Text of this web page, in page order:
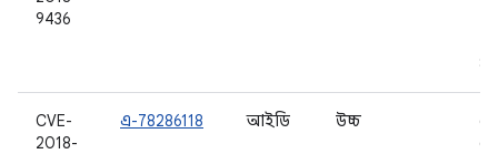
9436
CVE-
2018-
এ-78286118 আইডি উচ্চ